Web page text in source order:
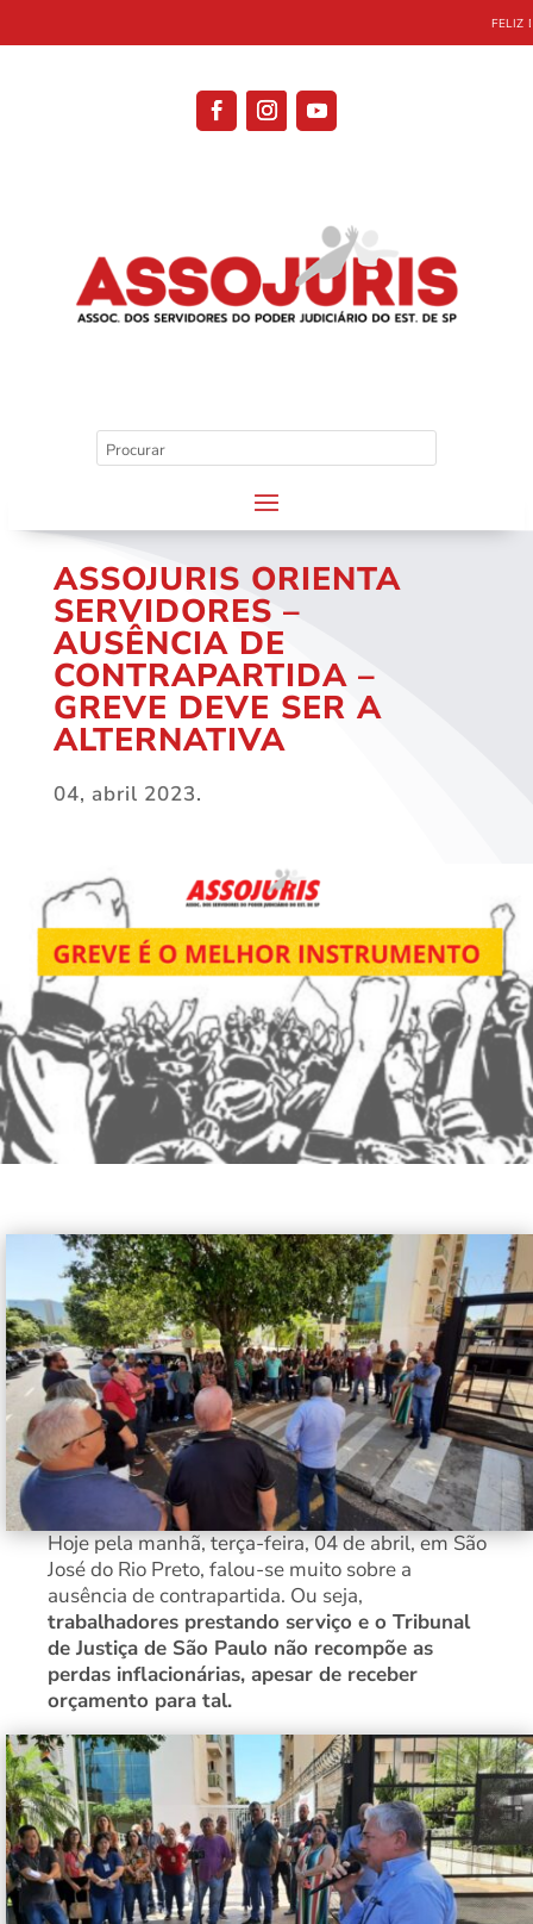
ASSOJURIS ORIENTA
SERVIDORES –
AUSÊNCIA DE
CONTRAPARTIDA –
GREVE DEVE SER A
ALTERNATIVA
04, abril 2023.
Hoje pela manhã, terça-feira, 04 de abril, em São
José do Rio Preto, falou-se muito sobre a
ausência de contrapartida. Ou seja,
trabalhadores prestando serviço e o Tribunal
de Justiça de São Paulo não recompõe as
perdas inflacionárias, apesar de receber
orçamento para tal.